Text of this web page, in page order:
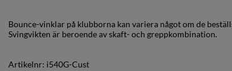
Bounce-vinklar på klubborna kan variera något om de
Svingvikten är beroende av skaft- och greppkombination.
Artikelnr: i540G-Cust